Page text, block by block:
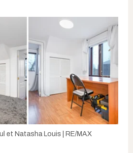
et Natasha Louis | RE/MAX